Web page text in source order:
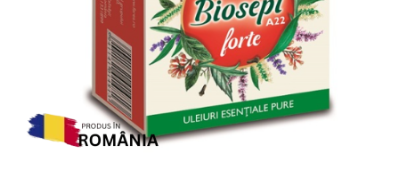
Probiotice si prebiotice
Prostata
Sanatate urinara
Balsam masca si tratament
Produse cu SPF Pentru Fata
Repelenti insecte